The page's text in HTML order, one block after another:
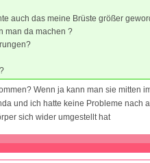
auch das meine Brüste größer
man da machen ?
Wenn ja kann man sie mitten
und ich hatte keine Probleme nach
sich wider umgestellt hat